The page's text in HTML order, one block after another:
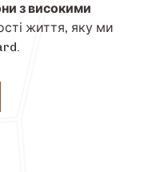
з високими
життя, яку ми